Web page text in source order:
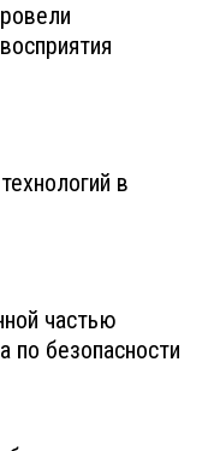
в
частью
по безопасности